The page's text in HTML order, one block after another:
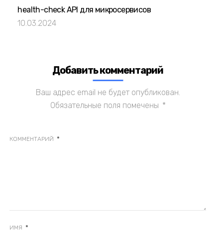
health-check API для микросервисов
10.03.2024
Добавить комментарий
Ваш адрес email не будет опубликован.
Обязательные поля помечены *
КОММЕНТАРИЙ *
ИМЯ *